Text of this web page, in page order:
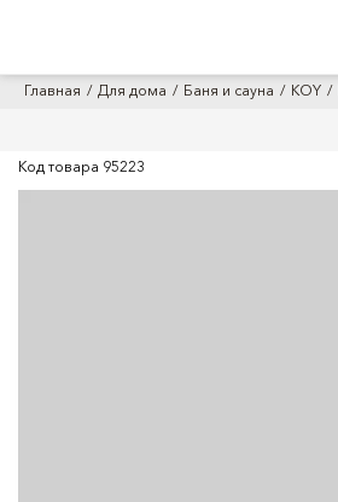
Главная Для дома Баня и сауна KOY
Код товара 95223